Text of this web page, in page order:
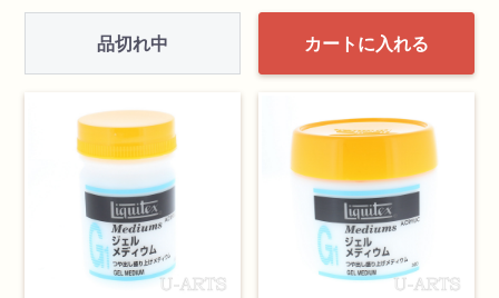
品切れ中 カートに入れる
インク
鉛筆・木炭
紙・スケッチブック